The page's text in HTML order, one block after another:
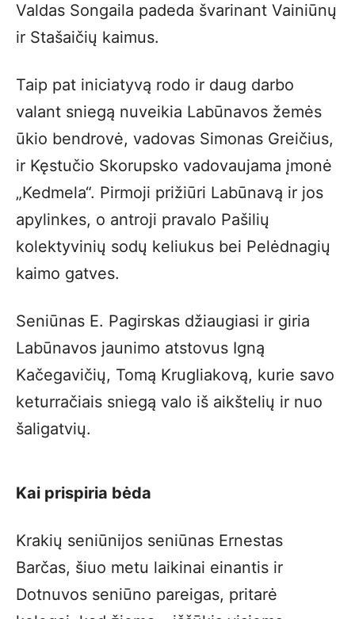
Valdas Songaila padeda švarinant Vainiūnų
ir Stašaičių kaimus.
Taip pat iniciatyvą rodo ir daug darbo
valant sniegą nuveikia Labūnavos žemės
ūkio bendrovė, vadovas Simonas Greičius,
ir Kęstučio Skorupsko vadovaujama įmonė
„Kedmela“. Pirmoji prižiūri Labūnavą ir jos
apylinkes, o antroji pravalo Pašilių
kolektyvinių sodų keliukus bei Pelėdnagių
kaimo gatves.
Seniūnas E. Pagirskas džiaugiasi ir giria
Labūnavos jaunimo atstovus Igną
Kačegavičių, Tomą Krugliakovą, kurie savo
keturračiais sniegą valo iš aikštelių ir nuo
šaligatvių.
Kai prispiria bėda
Krakių seniūnijos seniūnas Ernestas
Barčas, šiuo metu laikinai einantis ir
Dotnuvos seniūno pareigas, pritarė